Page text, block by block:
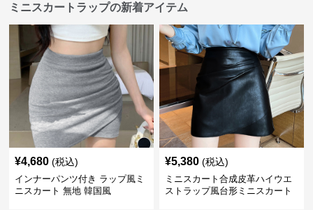
ミニスカートラップの新着アイテム
¥4,680 (税込)
インナーパンツ付き ラップ風ミ
ニスカート 無地 韓国風
¥5,380 (税込)
ミニスカート合成皮革ハイウエ
ストラップ風台形ミニスカート